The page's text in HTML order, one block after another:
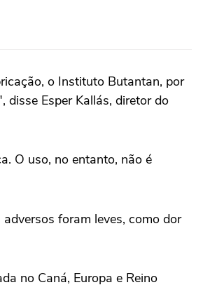
o Instituto Butantan, por
disse Esper Kallás, diretor do
O uso, no entanto, não é
foram leves, como dor
no Caná, Europa e Reino